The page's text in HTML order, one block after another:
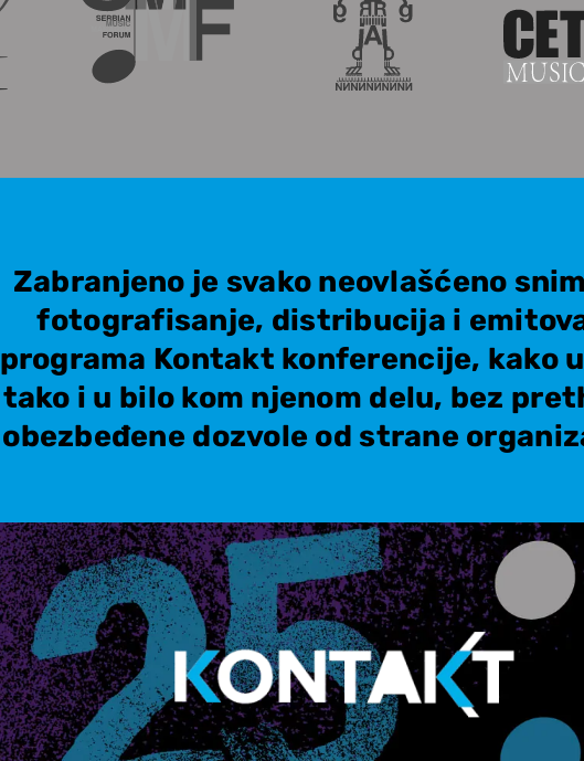
Zabranjeno je svako neovlašćeno
fotografisanje, distribucija i
programa Kontakt konferencije, kako
tako i u bilo kom njenom delu, bez
obezbeđene dozvole od strane